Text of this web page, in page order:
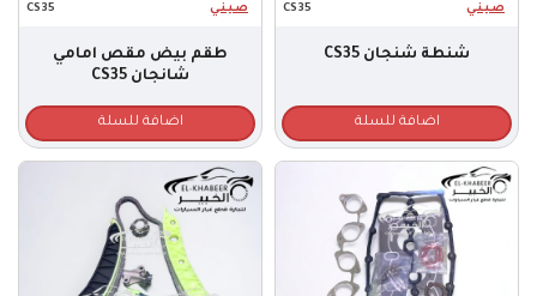
صـيـنـي CS35
شنطة شنجان CS35
اضافة للسلة
صـيـنـي CS35
طقم بيض مقص امامي
شانجان CS35
اضافة للسلة